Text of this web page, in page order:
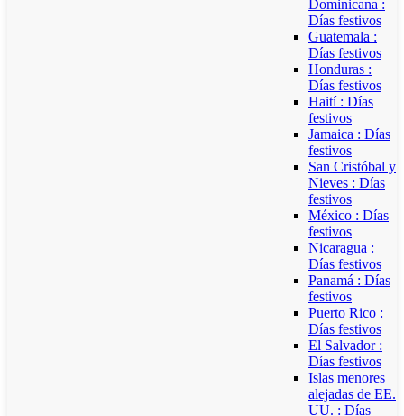
Dominicana :
Días festivos
Guatemala :
Días festivos
Honduras :
Días festivos
Haití : Días
festivos
Jamaica : Días
festivos
San Cristóbal y
Nieves : Días
festivos
México : Días
festivos
Nicaragua :
Días festivos
Panamá : Días
festivos
Puerto Rico :
Días festivos
El Salvador :
Días festivos
Islas menores
alejadas de EE.
UU. : Días